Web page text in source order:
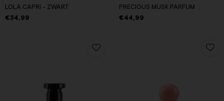
LOLA CAPRI - ZWART
€34,99
PRECIOUS MUSK PARFUM
€44,99